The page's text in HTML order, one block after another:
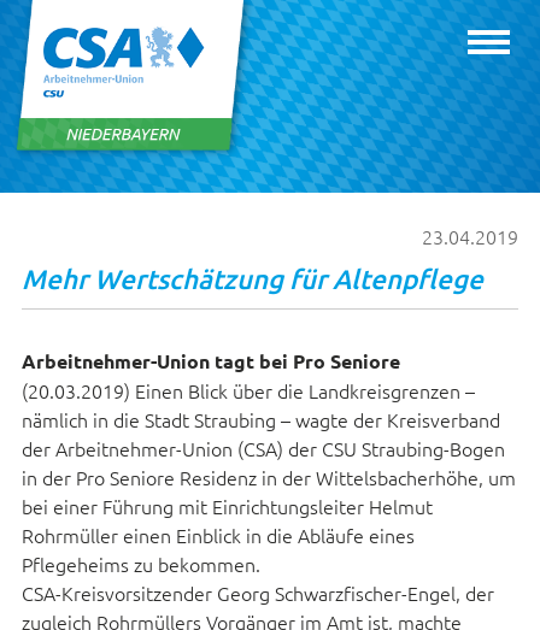
23.04.2019
Mehr Wertschätzung für Altenpflege
Arbeitnehmer-Union tagt bei Pro Seniore
(20.03.2019) Einen Blick über die Landkreisgrenzen –
nämlich in die Stadt Straubing – wagte der Kreisverband
der Arbeitnehmer-Union (CSA) der CSU Straubing-Bogen
in der Pro Seniore Residenz in der Wittelsbacherhöhe, um
bei einer Führung mit Einrichtungsleiter Helmut
Rohrmüller einen Einblick in die Abläufe eines
Pflegeheims zu bekommen.
CSA-Kreisvorsitzender Georg Schwarzfischer-Engel, der
zugleich Rohrmüllers Vorgänger im Amt ist, machte